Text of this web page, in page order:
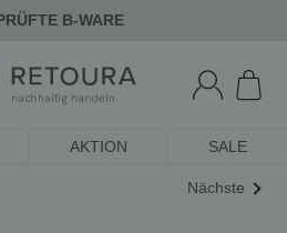
B-WARE
AKTION SALE
Nächste